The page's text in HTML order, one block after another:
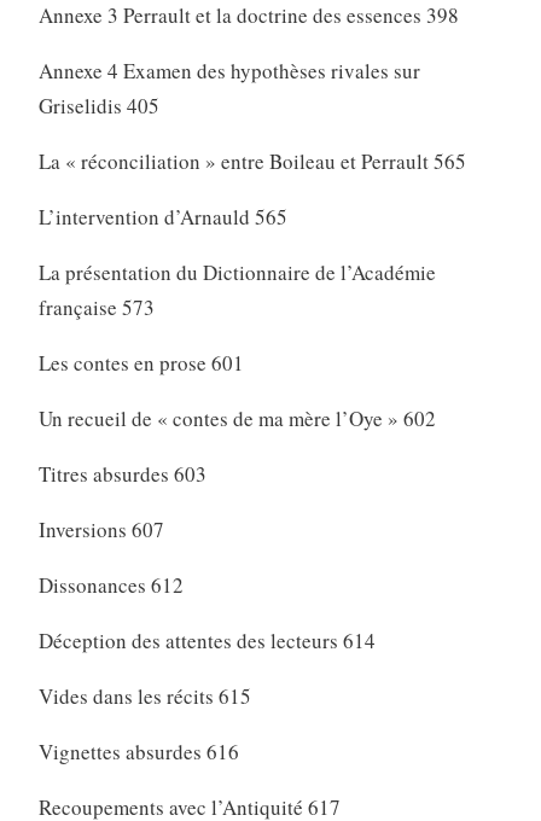
Annexe 3 Perrault et la doctrine des essences 398
Annexe 4 Examen des hypothèses rivales sur
Griselidis 405
La « réconciliation » entre Boileau et Perrault 565
L’intervention d’Arnauld 565
La présentation du Dictionnaire de l’Académie
française 573
Les contes en prose 601
Un recueil de « contes de ma mère l’Oye » 602
Titres absurdes 603
Inversions 607
Dissonances 612
Déception des attentes des lecteurs 614
Vides dans les récits 615
Vignettes absurdes 616
Recoupements avec l’Antiquité 617